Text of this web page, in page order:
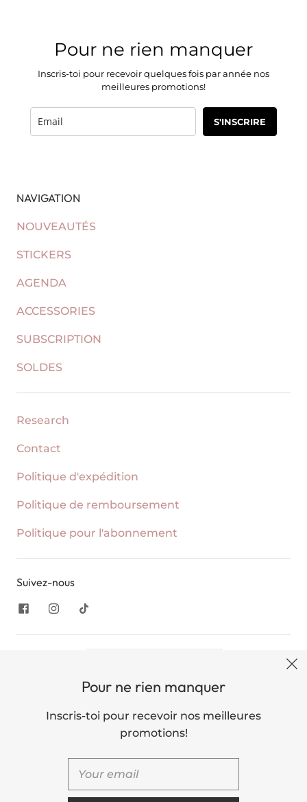
Pour ne rien manquer
Inscris-toi pour recevoir quelques fois par année nos
meilleures promotions!
S'INSCRIRE
NAVIGATION
NOUVEAUTÉS
STICKERS
AGENDA
ACCESSORIES
SUBSCRIPTION
SOLDES
Research
Contact
Politique d'expédition
Politique de remboursement
Politique pour l'abonnement
Suivez-nous
English
Pour ne rien manquer
Inscris-toi pour recevoir nos meilleures
promotions!